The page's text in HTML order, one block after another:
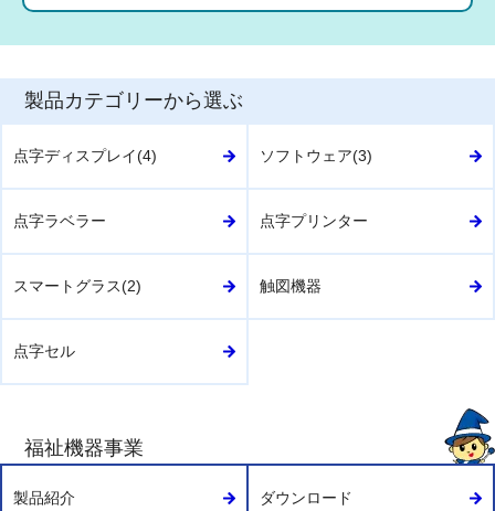
製品カテゴリーから選ぶ
点字ディスプレイ(4) ソフトウェア(3)
点字ラベラー 点字プリンター
スマートグラス(2) 触図機器
点字セル
福祉機器事業
製品紹介 ダウンロード